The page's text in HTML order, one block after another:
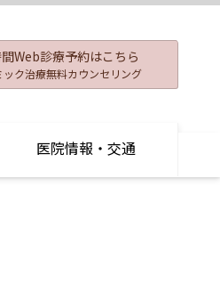
Web診療予約はこちら
ック治療無料カウンセリング
医院情報・交通